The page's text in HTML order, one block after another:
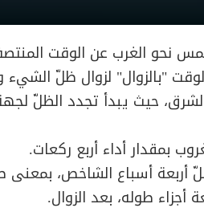
نحو الغرب عن الوقت
"بالزوال" لزوال ظلّ الشيء
حيث يبدأ تجدد الظلّ
بمقدار أداء أربع ركعات.
أربعة أسباع الشاخص،
طوله، بعد الزوال.